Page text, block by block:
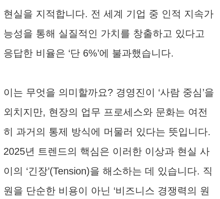
현실을 지적합니다. 전 세계 기업 중 인적 지속가
능성을 통해 실질적인 가치를 창출하고 있다고
응답한 비율은 ‘단 6%’에 불과했습니다.
이는 무엇을 의미할까요? 경영진이 ‘사람 중심’을
외치지만, 현장의 업무 프로세스와 문화는 여전
히 과거의 통제 방식에 머물러 있다는 뜻입니다.
2025년 트렌드의 핵심은 이러한 이상과 현실 사
이의 ‘긴장’(Tension)을 해소하는 데 있습니다. 직
원을 단순한 비용이 아닌 ‘비즈니스 경쟁력의 원